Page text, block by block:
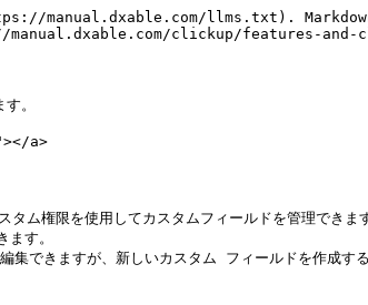
manual.dxable.com/llms.txt).
clickup/features-
。
a>
権限を使用してカスタムフィールドを管理できます
す。
編集できますが、新しいカスタム フィールド